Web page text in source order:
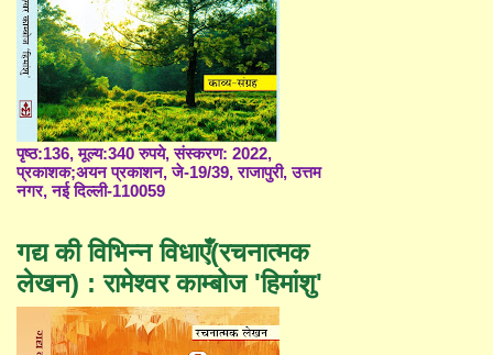
पृष्ठ:136, मूल्य:340 रुपये, संस्करण: 2022,
प्रकाशक;अयन प्रकाशन, जे-19/39, राजापुरी, उत्तम
नगर, नई दिल्ली-110059
गद्य की विभिन्न विधाएँ(रचनात्मक
लेखन) : रामेश्वर काम्बोज 'हिमांशु'